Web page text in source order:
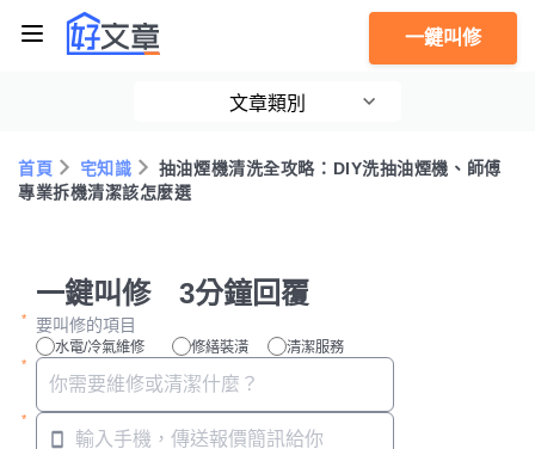
一鍵叫修
文章類別
首頁 宅知識
抽油煙機清洗全攻略：DIY洗抽油煙機、師傅
專業拆機清潔該怎麼選
一鍵叫修 3分鐘回覆
要叫修的項目
水電/冷氣維修 修繕裝潢 清潔服務